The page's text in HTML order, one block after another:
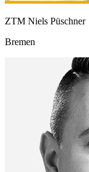
ZTM Niels Püschner
Bremen